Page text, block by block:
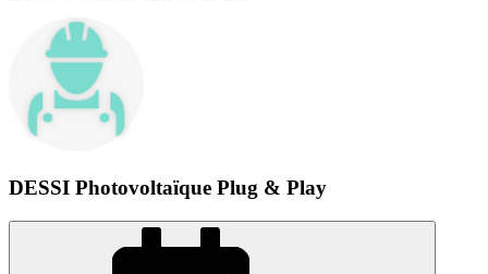
DESSI Photovoltaïque Plug & Play